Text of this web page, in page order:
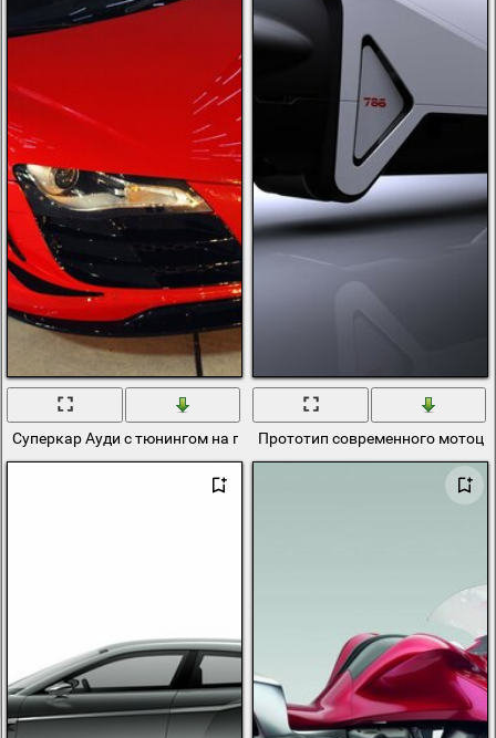
Суперкар Ауди с тюнингом на площадиПрототип современного